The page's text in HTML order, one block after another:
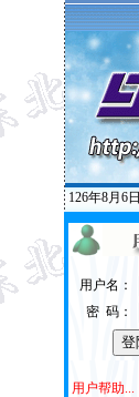
126年8月6日
用户名：
密 码：
用户帮助...